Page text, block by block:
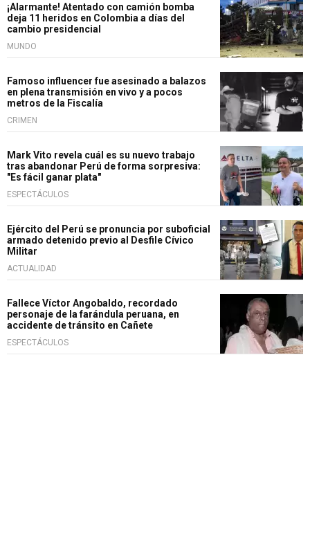
¡Alarmante! Atentado con camión bomba
deja 11 heridos en Colombia a días del
cambio presidencial
MUNDO
Famoso influencer fue asesinado a balazos
en plena transmisión en vivo y a pocos
metros de la Fiscalía
CRIMEN
Mark Vito revela cuál es su nuevo trabajo
tras abandonar Perú de forma sorpresiva:
"Es fácil ganar plata"
ESPECTÁCULOS
Ejército del Perú se pronuncia por suboficial
armado detenido previo al Desfile Cívico
Militar
ACTUALIDAD
Fallece Víctor Angobaldo, recordado
personaje de la farándula peruana, en
accidente de tránsito en Cañete
ESPECTÁCULOS